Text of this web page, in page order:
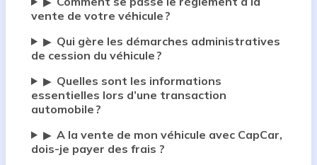
vente de votre véhicule ?
▶ Qui gère les démarches administratives
de cession du véhicule ?
▶ Quelles sont les informations
essentielles lors d’une transaction
automobile ?
▶ A la vente de mon véhicule avec CapCar,
dois-je payer des frais ?